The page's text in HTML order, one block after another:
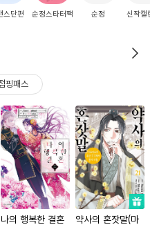
스단편 순정스타터팩 순정 신작캘
핑패스
나의 행복한 결혼
약사의 혼잣말(마